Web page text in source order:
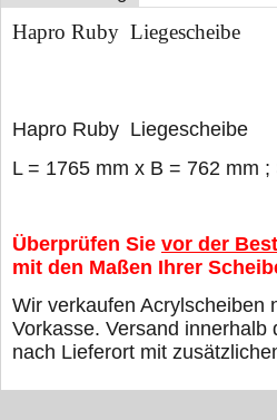
Hapro Ruby Liegescheibe
Hapro Ruby Liegescheibe
L = 1765 mm x B = 762 mm ;
Überprüfen Sie vor der
mit den Maßen Ihrer
Wir verkaufen Acrylscheiben
Vorkasse. Versand innerhalb
nach Lieferort mit